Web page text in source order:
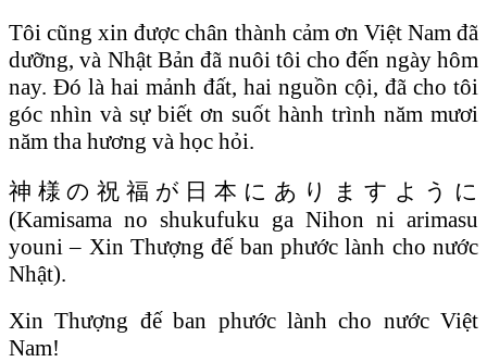
Tôi cũng xin được chân thành cảm ơn Việt Nam đã
dưỡng, và Nhật Bản đã nuôi tôi cho đến ngày hôm
nay. Đó là hai mảnh đất, hai nguồn cội, đã cho tôi
góc nhìn và sự biết ơn suốt hành trình năm mươi
năm tha hương và học hỏi.
神様の祝福が日本にありますように
(Kamisama no shukufuku ga Nihon ni arimasu
youni – Xin Thượng đế ban phước lành cho nước
Nhật).
Xin Thượng đế ban phước lành cho nước Việt
Nam!